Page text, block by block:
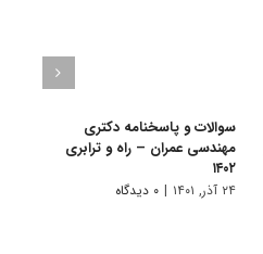
سوالات و پاسخنامه دکتری
مهندسی عمران – راه و ترابری
۱۴۰۲
۲۴ آذر, ۱۴۰۱ | ۰ دیدگاه